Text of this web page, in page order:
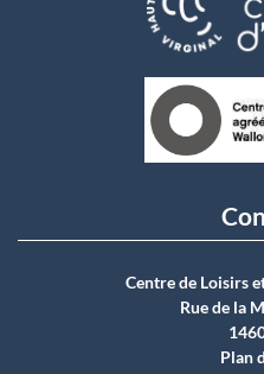
Centre de Loisirs
Rue de la
Plan